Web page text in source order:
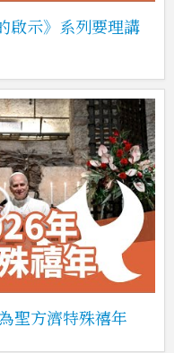
啟示》系列要理講
聖方濟特殊禧年